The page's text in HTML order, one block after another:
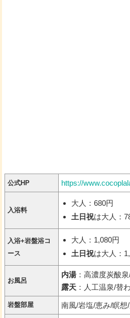
公式HP https://
入浴料
大人：680円
土日祝は大人：
入浴+岩盤浴コ
ース
大人：1,080円
土日祝は大人：
お風呂
内湯 ：高濃度炭酸
露天 ：人工温泉/替
岩盤部屋 南風/岩塩/恵み/瞑想